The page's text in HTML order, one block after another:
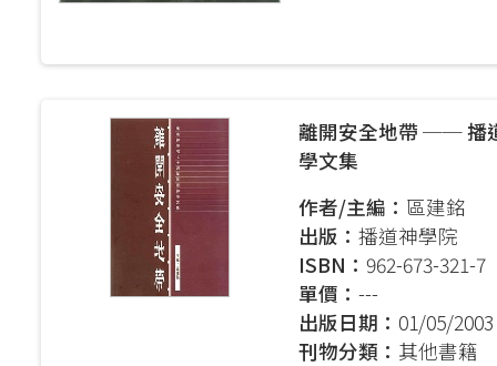
Kong
Studies
加拿大三一神
聖經證書(研
離開安全地帶 ── 播
學文集
作者/主編： 區建銘
出版： 播道神學院
ISBN： 962-673-321-7
單價： ---
出版日期： 01/05/2003
刊物分類： 其他書籍